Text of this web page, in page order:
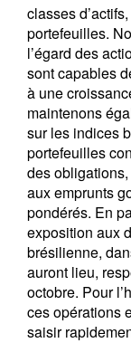
classes
portefeuilles.
l’égard des
sont capables
à une
maintenons
sur les indices
portefeuilles
des
aux emprunts
pondérés. En
exposition aux
brésilienne,
auront lieu,
octobre. Pour
ces opérations
saisir